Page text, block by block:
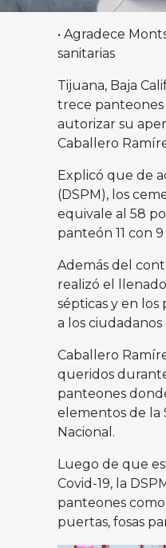
• Agradece
sanitarias
Tijuana, Baja
trece panteones
autorizar su
Caballero
Explicó que de
(DSPM), los
equivale al 58
panteón 11 con
Además del
realizó el
sépticas y en los
a los
Caballero
queridos
panteones
elementos de la
Nacional.
Luego de que
Covid-19, la
panteones
puertas, fosas